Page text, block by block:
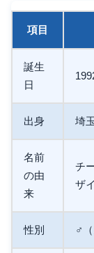
項目
誕生
日
出身 埼
名前
の由
来
チ
ザ
性別 ♂（